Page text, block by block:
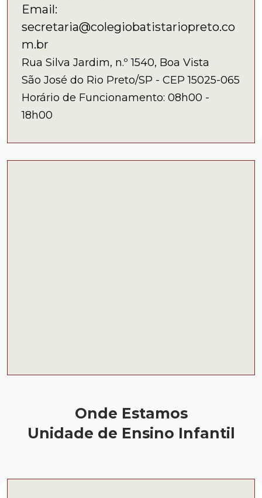
Email:
secretaria@colegiobatistariopreto.co
m.br
Rua Silva Jardim, n.º 1540, Boa Vista
São José do Rio Preto/SP - CEP 15025-065
Horário de Funcionamento: 08h00 -
18h00
Onde Estamos
Unidade de Ensino Infantil